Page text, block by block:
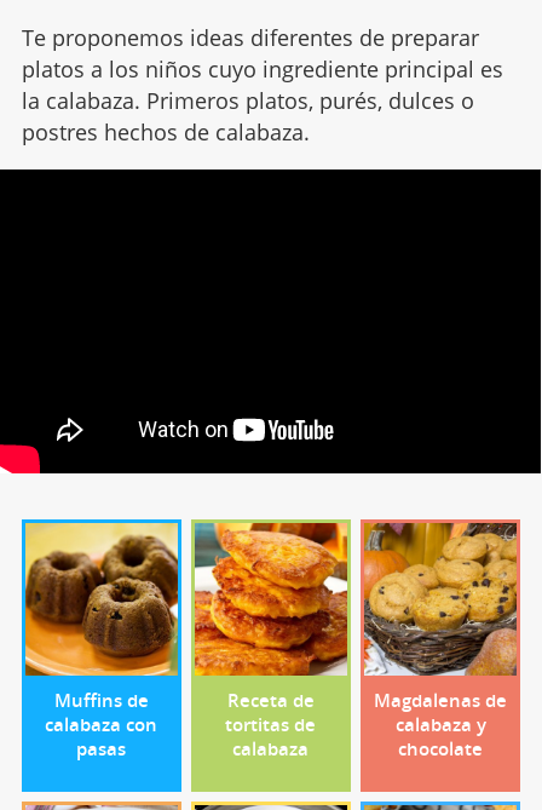
Te proponemos ideas diferentes de preparar
platos a los niños cuyo ingrediente principal es
la calabaza. Primeros platos, purés, dulces o
postres hechos de calabaza.
Muffins de
calabaza con
pasas
Receta de
tortitas de
calabaza
Magdalenas de
calabaza y
chocolate